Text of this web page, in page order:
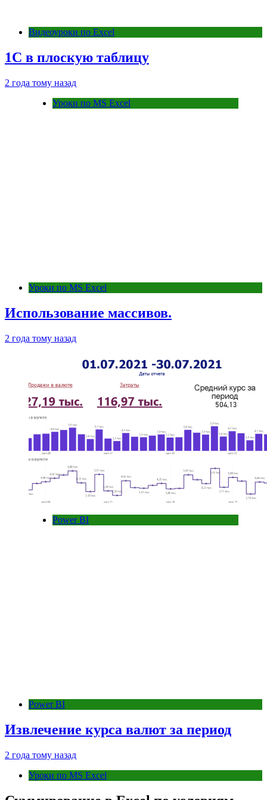
Видеоуроки по Excel
1С в плоскую таблицу
2 года тому назад
Уроки по MS Excel
Уроки по MS Excel
Использование массивов.
2 года тому назад
Power BI
Power BI
Извлечение курса валют за период
2 года тому назад
Уроки по MS Excel